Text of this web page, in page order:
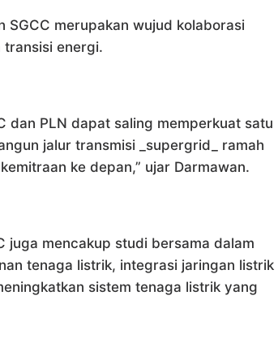
SGCC merupakan wujud kolaborasi
energi.
dan PLN dapat saling memperkuat satu
jalur transmisi _supergrid_ ramah
ke depan,” ujar Darmawan.
juga mencakup studi bersama dalam
tenaga listrik, integrasi jaringan listrik
sistem tenaga listrik yang